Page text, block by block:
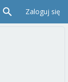
Zaloguj się